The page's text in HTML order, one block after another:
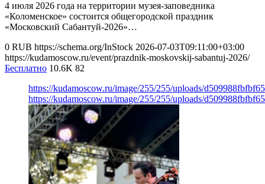
4 июля 2026 года на территории музея-заповедника
«Коломенское» состоится общегородской праздник
«Московский Сабантуй-2026»…
0 RUB https://schema.org/InStock 2026-07-03T09:11:00+03:00
https://kudamoscow.ru/event/prazdnik-moskovskij-sabantuj-2026/
Бесплатно 10.6K 82
https://kudamoscow.ru/image/255/255/uploads/
https://kudamoscow.ru/image/255/255/uploads/